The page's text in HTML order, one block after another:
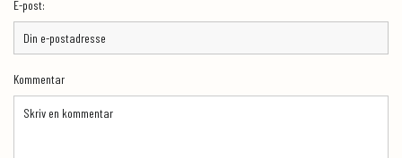
E-post:
Kommentar